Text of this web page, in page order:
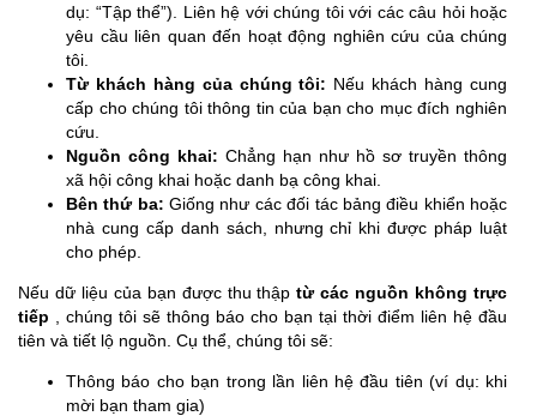
dụ: “Tập thể”). Liên hệ với chúng tôi với các câu hỏi hoặc
yêu cầu liên quan đến hoạt động nghiên cứu của chúng
tôi.
Từ khách hàng của chúng tôi: Nếu khách hàng cung
cấp cho chúng tôi thông tin của bạn cho mục đích nghiên
cứu.
Nguồn công khai: Chẳng hạn như hồ sơ truyền thông
xã hội công khai hoặc danh bạ công khai.
Bên thứ ba:Giống như các đối tác bảng điều khiển hoặc
nhà cung cấp danh sách, nhưng chỉ khi được pháp luật
cho phép.
Nếu dữ liệu của bạn được thu thậptừ các nguồn không trực
tiếp
, chúng tôi sẽ thông báo cho bạn tại thời điểm liên hệ đầu
tiên và tiết lộ nguồn. Cụ thể, chúng tôi sẽ:
Thông báo cho bạn trong lần liên hệ đầu tiên (ví dụ: khi
mời bạn tham gia)